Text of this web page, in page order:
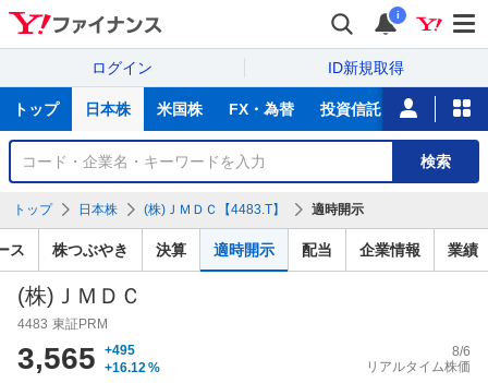
i
ログイン ID新規取得
サ
トップ 日本株 米国株 FX・為替 投資信託 ニュース
銘
検
索
検索
トップ 日本株 (株)ＪＭＤＣ【4483.T】 適時開示
ス 株つぶやき 決算 適時開示 配当 企業情報 業績
(株)ＪＭＤＣ
4483 東証PRM
3,565
+495
+16.12 %
8/6
リアルタイム株価